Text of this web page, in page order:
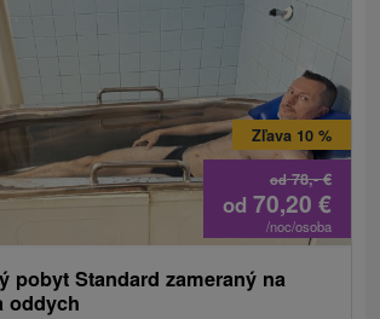
od78,-€
Zľava 10 %
od 70,20 €
/noc/osoba
pobyt Standard zameraný na
oddych